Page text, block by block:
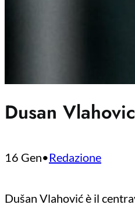
Dusan Vlahovic
16 Gen•Redazione
Dušan Vlahović è il